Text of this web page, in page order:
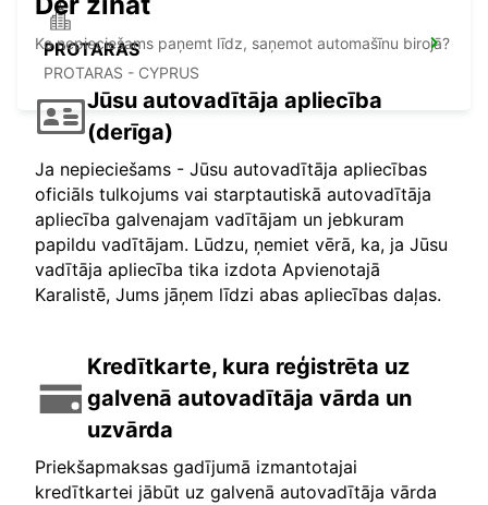
PROTARAS
PROTARAS - CYPRUS
Ko nepieciešams paņemt līdz, saņemot automašīnu birojā?
Jūsu autovadītāja apliecība
(derīga)
Ja nepieciešams - Jūsu autovadītāja apliecības
oficiāls tulkojums vai starptautiskā autovadītāja
apliecība galvenajam vadītājam un jebkuram
papildu vadītājam. Lūdzu, ņemiet vērā, ka, ja Jūsu
vadītāja apliecība tika izdota Apvienotajā
Karalistē, Jums jāņem līdzi abas apliecības daļas.
Kredītkarte, kura reģistrēta uz
galvenā autovadītāja vārda un
uzvārda
Priekšapmaksas gadījumā izmantotajai
kredītkartei jābūt uz galvenā autovadītāja vārda